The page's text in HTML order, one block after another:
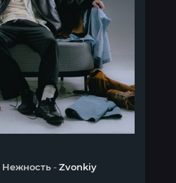
Нежность-Zvonkiy